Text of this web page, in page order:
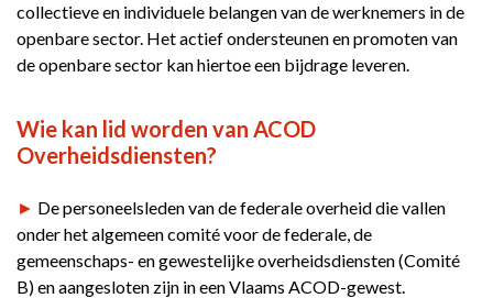
collectieve en individuele belangen van de werknemers in de
openbare sector. Het actief ondersteunen en promoten van
de openbare sector kan hiertoe een bijdrage leveren.
Wie kan lid worden van ACOD
Overheidsdiensten?
► De personeelsleden van de federale overheid die vallen
onder het algemeen comité voor de federale, de
gemeenschaps- en gewestelijke overheidsdiensten (Comité
B) en aangesloten zijn in een Vlaams ACOD-gewest.